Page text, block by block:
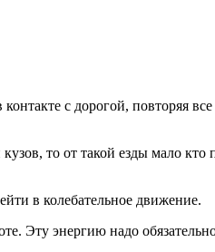
с дорогой, повторяя
то от такой езды мало
в колебательное движение.
Эту энергию надо